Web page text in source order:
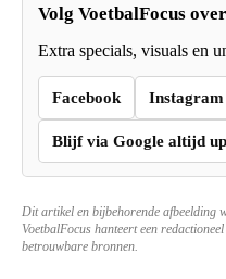
Volg VoetbalFocus
Extra specials, visuals en
Facebook Instagram
Blijf via Google altijd
Dit artikel en bijbehorende afbeelding
VoetbalFocus hanteert een
betrouwbare bronnen.